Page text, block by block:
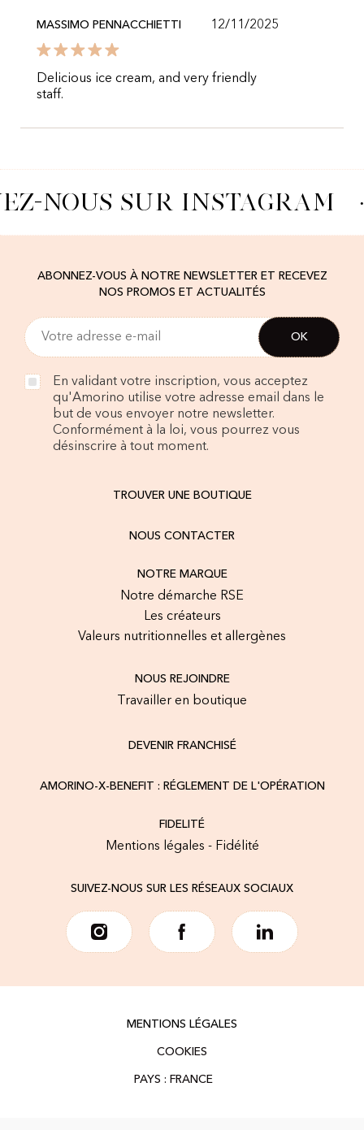
MASSIMO PENNACCHIETTI 12/11/2025
Delicious ice cream, and very friendly
staff.
NOUS SUR INSTAGRAM ·
ABONNEZ-VOUS À NOTRE NEWSLETTER ET RECEVEZ
NOS PROMOS ET ACTUALITÉS
En validant votre inscription, vous acceptez
qu'Amorino utilise votre adresse email dans le
but de vous envoyer notre newsletter.
Conformément à la loi, vous pourrez vous
désinscrire à tout moment.
TROUVER UNE BOUTIQUE
NOUS CONTACTER
NOTRE MARQUE
Notre démarche RSE
Les créateurs
Valeurs nutritionnelles et allergènes
NOUS REJOINDRE
Travailler en boutique
DEVENIR FRANCHISÉ
AMORINO-X-BENEFIT : RÉGLEMENT DE L'OPÉRATION
FIDELITÉ
Mentions légales - Fidélité
SUIVEZ-NOUS SUR LES RÉSEAUX SOCIAUX
MENTIONS LÉGALES
COOKIES